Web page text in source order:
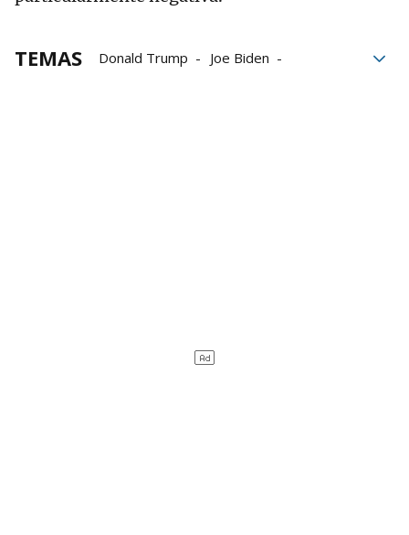
TEMAS Donald Trump
Joe Biden